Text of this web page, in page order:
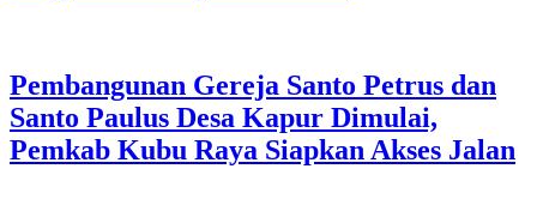
Pembangunan Gereja Santo Petrus dan
Santo Paulus Desa Kapur Dimulai,
Pemkab Kubu Raya Siapkan Akses Jalan